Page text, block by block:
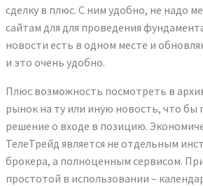
сделку в плюс. С ним удобно, не надо
сайтам для для проведения
новости есть в одном месте и
и это очень удобно.
Плюс возможность посмотреть в
рынок на ту или иную новость, что бы
решение о входе в позицию.
ТелеТрейд является не отдельным
брокера, а полноценным сервисом.
простотой в использовании –